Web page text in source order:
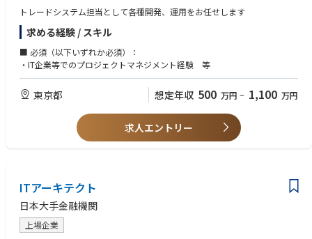
トレードシステム担当として各種開発、運用をお任せします
求める経験 / スキル
■ 必須（以下いずれか必須）：
・IT企業等でのプロジェクトマネジメント経験 等
東京都 想定年収 500 万円 ~ 1,100 万円
求人エントリー
ITアーキテクト
日本大手金融機関
上場企業